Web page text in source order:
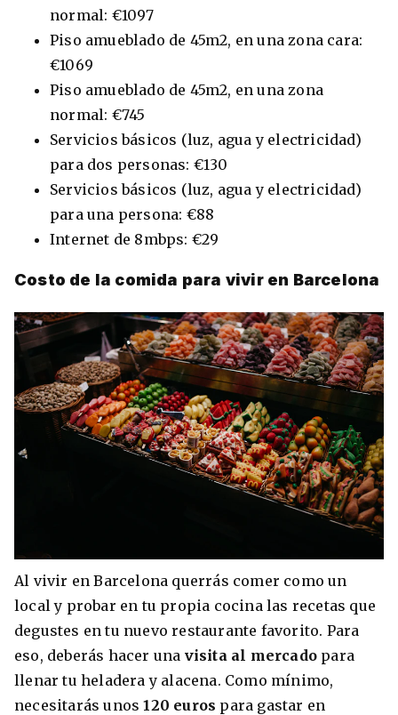
normal: €1097
Piso amueblado de 45m2, en una zona cara:
€1069
Piso amueblado de 45m2, en una zona
normal: €745
Servicios básicos (luz, agua y electricidad)
para dos personas: €130
Servicios básicos (luz, agua y electricidad)
para una persona: €88
Internet de 8mbps: €29
Costo de la comida para vivir en Barcelona
Al vivir en Barcelona querrás comer como un
local y probar en tu propia cocina las recetas que
degustes en tu nuevo restaurante favorito. Para
eso, deberás hacer una visita al mercado para
llenar tu heladera y alacena. Como mínimo,
necesitarás unos120 euros para gastar en